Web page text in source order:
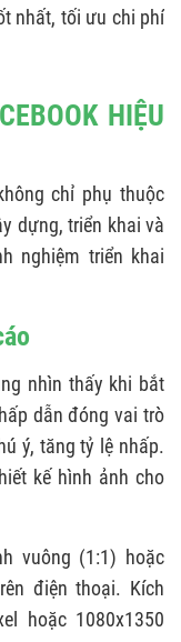
nhất, tối ưu chi phí
HIỆU
chỉ phụ thuộc
dựng, triển khai và
nghiệm triển khai
nhìn thấy khi bắt
dẫn đóng vai trò
ý, tăng tỷ lệ nhấp.
kế hình ảnh cho
vuông (1:1) hoặc
điện thoại. Kích
hoặc 1080x1350